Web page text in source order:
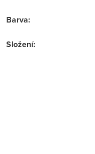
Barva:
Složení: